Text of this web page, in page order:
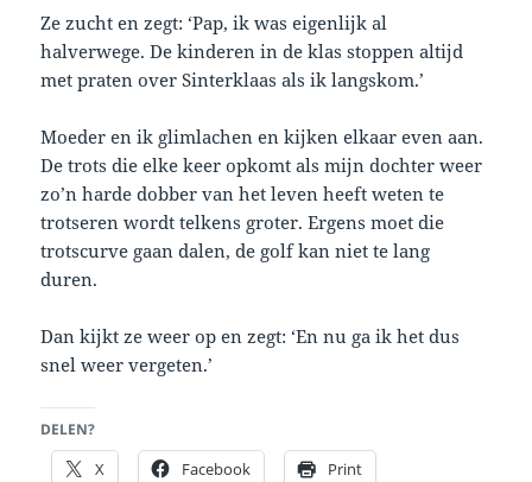
Ze zucht en zegt: ‘Pap, ik was eigenlijk al
halverwege. De kinderen in de klas stoppen altijd
met praten over Sinterklaas als ik langskom.’
Moeder en ik glimlachen en kijken elkaar even aan.
De trots die elke keer opkomt als mijn dochter weer
zo’n harde dobber van het leven heeft weten te
trotseren wordt telkens groter. Ergens moet die
trotscurve gaan dalen, de golf kan niet te lang
duren.
Dan kijkt ze weer op en zegt: ‘En nu ga ik het dus
snel weer vergeten.’
DELEN?
X Facebook Print